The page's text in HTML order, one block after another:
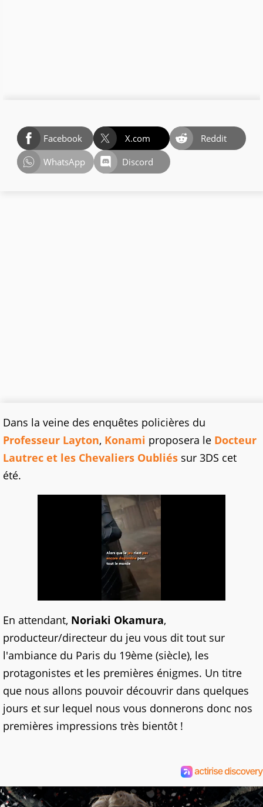
Facebook X.com
Reddit
WhatsApp
Discord
Dans la veine des enquêtes policières du
Professeur Layton, Konami proposera le Docteur
Lautrec et les Chevaliers Oubliés sur 3DS cet
été.
En attendant, Noriaki Okamura,
producteur/directeur du jeu vous dit tout sur
l'ambiance du Paris du 19ème (siècle), les
protagonistes et les premières énigmes. Un titre
que nous allons pouvoir découvrir dans quelques
jours et sur lequel nous vous donnerons donc nos
premières impressions très bientôt !